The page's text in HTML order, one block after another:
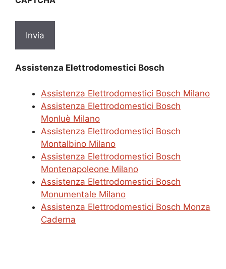
Assistenza Elettrodomestici Bosch
Assistenza Elettrodomestici Bosch Milano
Assistenza Elettrodomestici Bosch
Monluè Milano
Assistenza Elettrodomestici Bosch
Montalbino Milano
Assistenza Elettrodomestici Bosch
Montenapoleone Milano
Assistenza Elettrodomestici Bosch
Monumentale Milano
Assistenza Elettrodomestici Bosch Monza
Caderna